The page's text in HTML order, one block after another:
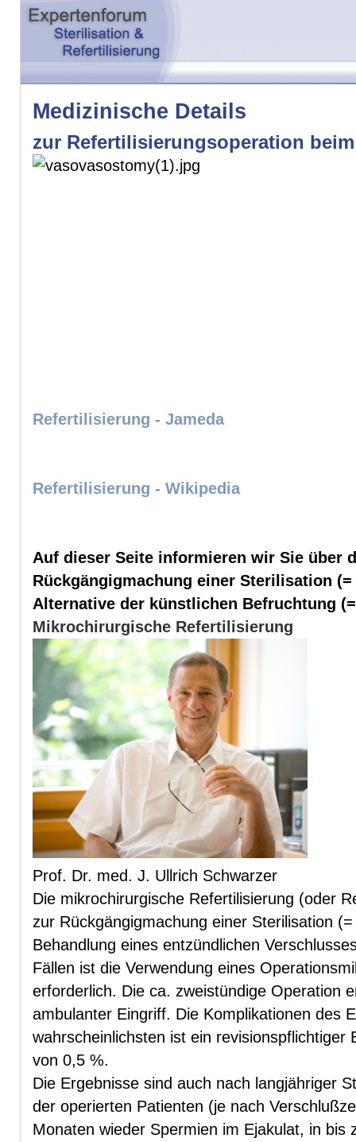
Medizinische Details
zur Refertilisierungsoperation
Refertilisierung - Jameda
Refertilisierung - Wikipedia
Auf dieser Seite informieren wir Sie über
Rückgängigmachung einer Sterilisation
Alternative der künstlichen Befruchtung
Mikrochirurgische Refertilisierung
Prof. Dr. med. J. Ullrich Schwarzer
Die mikrochirurgische Refertilisierung (oder
zur Rückgängigmachung einer Sterilisation
Behandlung eines entzündlichen
Fällen ist die Verwendung eines
erforderlich. Die ca. zweistündige Operation
ambulanter Eingriff. Die Komplikationen des
wahrscheinlichsten ist ein revisionspflichtiger
von 0,5 %.
Die Ergebnisse sind auch nach langjähriger
der operierten Patienten (je nach
Monaten wieder Spermien im Ejakulat, in bis